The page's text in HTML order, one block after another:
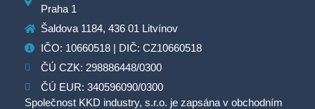
Praha 1
Šaldova 1184, 436 01 Litvínov
IČO: 10660518 | DIČ: CZ10660518
ČÚ CZK: 298886448/0300
ČÚ EUR: 340596090/0300
Společnost KKD industry, s.r.o. je zapsána v obchodním